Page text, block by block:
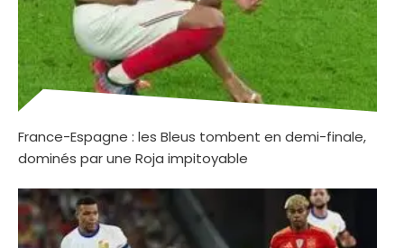
France-Espagne : les Bleus tombent en demi-finale,
dominés par une Roja impitoyable